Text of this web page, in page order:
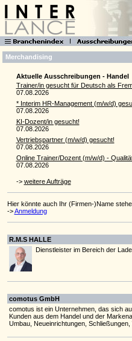
Merchandising
Aktuelle Ausschreibungen - Handel
Trainer/in gesucht für Deutsch als
07.08.2026
* Interim HR-Manage­ment (m/w/d)
07.08.2026
KI-Dozent/in gesucht!
07.08.2026
Vertriebspartner (m/w/d) gesucht!
07.08.2026
Online Trainer/Dozent (m/w/d) -
07.08.2026
-> weitere Aufträge
Hier könnte auch Ihr (Firmen-)Name
->Anmeldung
R.M.S HALLE
Dienstleister im Bereich der
comotus GmbH
comotus ist ein Unternehmen, das sich
Kunden aus dem Handel und der
Umbau, Neueinrichtungen,